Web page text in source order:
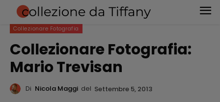
Collezionare Fotografia
Collezionare Fotografia:
Mario Trevisan
Di Nicola Maggi del Settembre 5, 2013